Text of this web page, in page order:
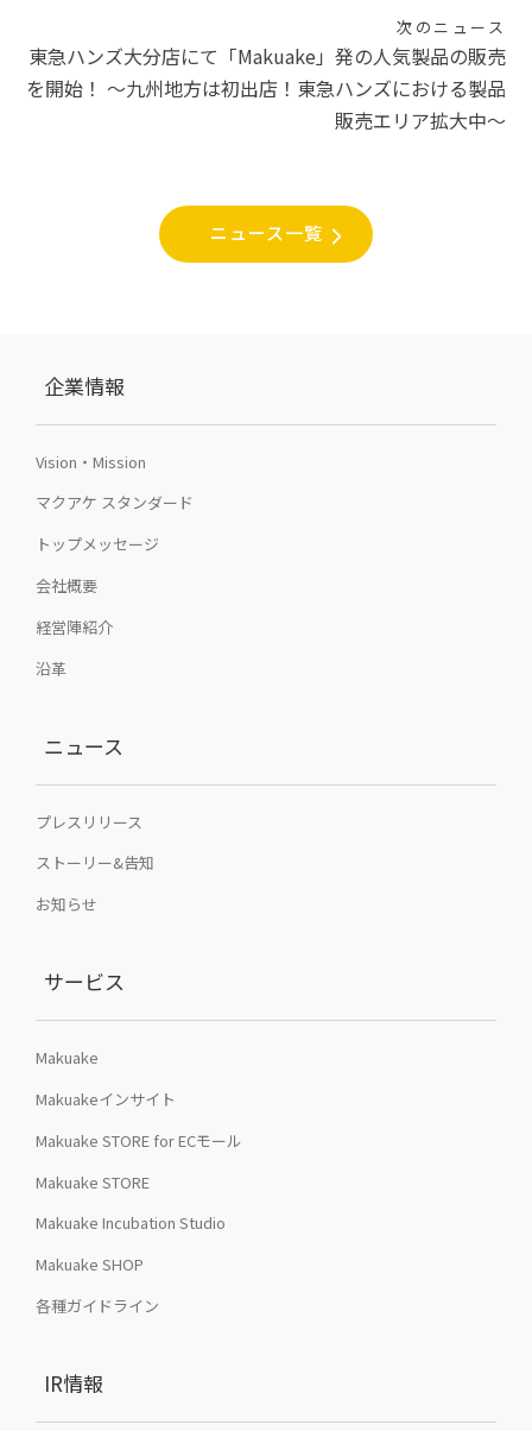
シ
ョ
次のニュース
東急ハンズ大分店にて「Makuake」発の人気製品の販売
を開始！ 〜九州地方は初出店！東急ハンズにおける製品
販売エリア拡大中〜
ニュース一覧
企業情報
Vision・Mission
マクアケ スタンダード
トップメッセージ
会社概要
経営陣紹介
沿革
ニュース
プレスリリース
ストーリー&告知
お知らせ
サービス
Makuake
Makuakeインサイト
Makuake STORE for ECモール
Makuake STORE
Makuake Incubation Studio
Makuake SHOP
各種ガイドライン
IR情報